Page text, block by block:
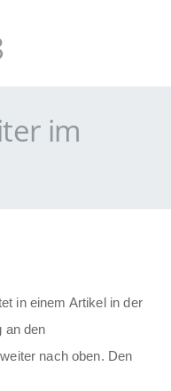
im
in einem Artikel in der
an den
nach oben. Den